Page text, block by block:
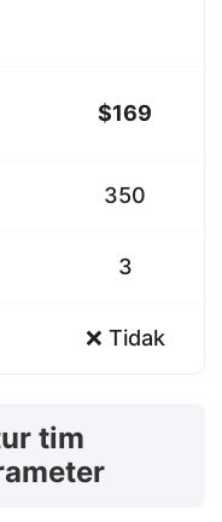
$169
350
3
❌ Tidak
tim